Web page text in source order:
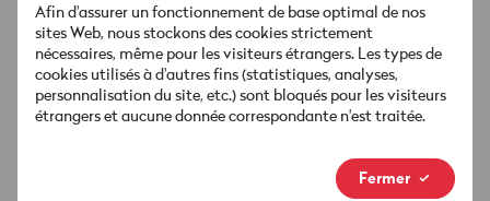
Guides & téléchargements
Ta facture
À propos
Nouvelle marque
Médias & actualités
Protection des données
Afin d'assurer un fonctionnement de base optimal de nos
sites Web, nous stockons des cookies strictement
nécessaires, même pour les visiteurs étrangers. Les types de
cookies utilisés à d'autres fins (statistiques, analyses,
personnalisation du site, etc.) sont bloqués pour les visiteurs
étrangers et aucune donnée correspondante n'est traitée.
Fermer